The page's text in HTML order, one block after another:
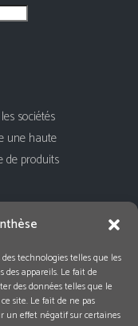
technologies telles que les
appareils. Le fait de
des données telles que le
site. Le fait de ne pas
un effet négatif sur certaines
sociétés
une haute
de produits